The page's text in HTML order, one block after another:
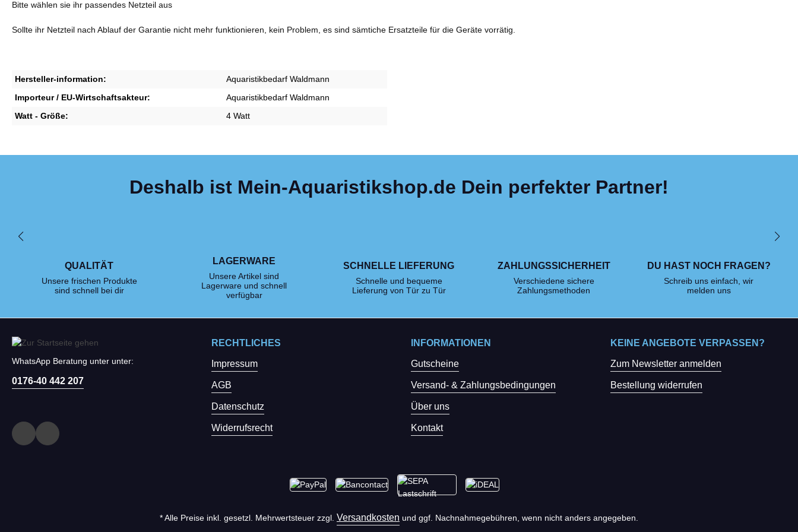
Bitte wählen sie ihr passendes Netzteil aus
Sollte ihr Netzteil nach Ablauf der Garantie nicht mehr funktionieren, kein Problem, es sind sämtiche Ersatzteile für die Geräte vorrätig.
Hersteller-information:
Aquaristikbedarf Waldmann
Importeur / EU-Wirtschaftsakteur:
Aquaristikbedarf Waldmann
Watt - Größe:
4 Watt
Deshalb ist Mein-Aquaristikshop.de Dein perfekter Partner!
QUALITÄT
Unsere frischen Produkte
sind schnell bei dir
LAGERWARE
Unsere Artikel sind
Lagerware und schnell
verfügbar
SCHNELLE LIEFERUNG
Schnelle und bequeme
Lieferung von Tür zu Tür
ZAHLUNGSSICHERHEIT
Verschiedene sichere
Zahlungsmethoden
DU HAST NOCH FRAGEN?
Schreib uns einfach, wir
melden uns
WhatsApp Beratung unter unter:
0176-40 442 207
RECHTLICHES
Impressum
AGB
Datenschutz
Widerrufsrecht
INFORMATIONEN
Gutscheine
Versand- & Zahlungsbedingungen
Über uns
Kontakt
KEINE ANGEBOTE VERPASSEN?
Zum Newsletter anmelden
Bestellung widerrufen
* Alle Preise inkl. gesetzl. Mehrwertsteuer zzgl. Versandkosten und ggf. Nachnahmegebühren, wenn nicht anders angegeben.